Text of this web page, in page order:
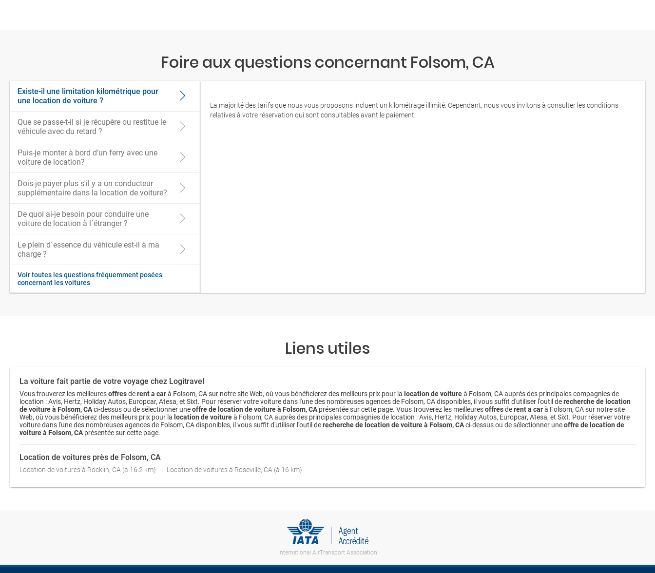
Foire aux questions concernant Folsom, CA
Existe-il une limitation kilométrique pour
une location de voiture ?
Que se passe-t-il si je récupère ou restitue le
véhicule avec du retard ?
Puis-je monter à bord d'un ferry avec une
voiture de location?
Dois-je payer plus s'il y a un conducteur
supplémentaire dans la location de voiture?
De quoi ai-je besoin pour conduire une
voiture de location à l´étranger ?
Le plein d´essence du véhicule est-il à ma
charge ?
Voir toutes les questions fréquemment posées
concernant les voitures
La majorité des tarifs que nous vous proposons incluent un kilométrage illimité. Cependant, nous vous invitons à consulter les conditions
relatives à votre réservation qui sont consultables avant le paiement.
Liens utiles
La voiture fait partie de votre voyage chez Logitravel
Vous trouverez les meilleuresoffresderent a carà Folsom, CA sur notre site Web, où vous bénéficierez des meilleurs prix pour la location de voitureà Folsom, CA auprès des principales compagnies de
location : Avis, Hertz, Holiday Autos, Europcar, Atesa, et Sixt. Pour réserver votre voiture dans l'une des nombreuses agences de Folsom, CA disponibles, il vous suffit d'utiliser l'outil derecherche de location
de voiture à Folsom, CAci-dessus ou de sélectionner uneoffre de location de voiture à Folsom, CA présentée sur cette page. Vous trouverez les meilleuresoffresderent a carà Folsom, CA sur notre site
Web, où vous bénéficierez des meilleurs prix pour la location de voitureà Folsom, CA auprès des principales compagnies de location : Avis, Hertz, Holiday Autos, Europcar, Atesa, et Sixt. Pour réserver votre
voiture dans l'une des nombreuses agences de Folsom, CA disponibles, il vous suffit d'utiliser l'outil derecherche de location de voiture à Folsom, CAci-dessus ou de sélectionner uneoffre de location de
voiture à Folsom, CA présentée sur cette page.
Location de voitures près de Folsom, CA
Location de voitures à Rocklin, CA (à 16.2 km) Location de voitures à Roseville, CA (à 16 km)
International AirTransport Association